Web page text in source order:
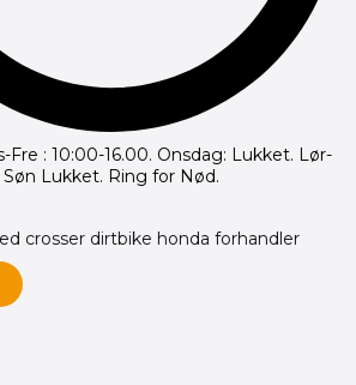
Fre : 10:00-16.00. Onsdag: Lukket. Lør-
Søn Lukket. Ring for Nød.